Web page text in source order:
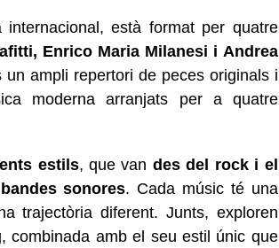
està format per quatre
Enrico Maria Milanesi i Andrea
ampli repertori de peces originals i
moderna arranjats per a quatre
estils, que van des del rock i el
sonores. Cada músic té una
trajectòria diferent. Junts, exploren
combinada amb el seu estil únic que